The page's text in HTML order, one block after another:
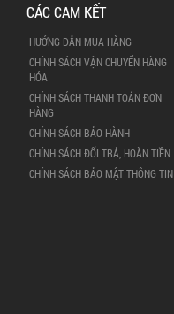
CÁC CAM KẾT
HƯỚNG DẪN MUA HÀNG
CHÍNH SÁCH VẬN CHUYỂN HÀNG
HÓA
CHÍNH SÁCH THANH TOÁN ĐƠN
HÀNG
CHÍNH SÁCH BẢO HÀNH
CHÍNH SÁCH ĐỔI TRẢ, HOÀN TIỀN
CHÍNH SÁCH BẢO MẬT THÔNG TIN